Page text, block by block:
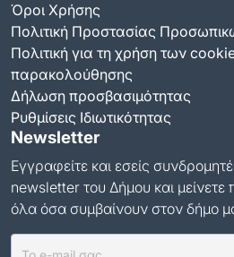
Όροι Χρήσης
Πολιτική Προστασίας
Πολιτική για τη χρήση των
παρακολούθησης
Δήλωση προσβασιμότητας
Ρυθμίσεις Ιδιωτικότητας
Newsletter
Εγγραφείτε και εσείς
newsletter του Δήμου και μείνετε
όλα όσα συμβαίνουν στον δήμο